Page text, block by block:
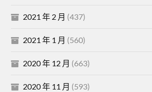
2021 年 2 月 (437)
2021 年 1 月 (560)
2020 年 12 月 (663)
2020 年 11 月 (593)